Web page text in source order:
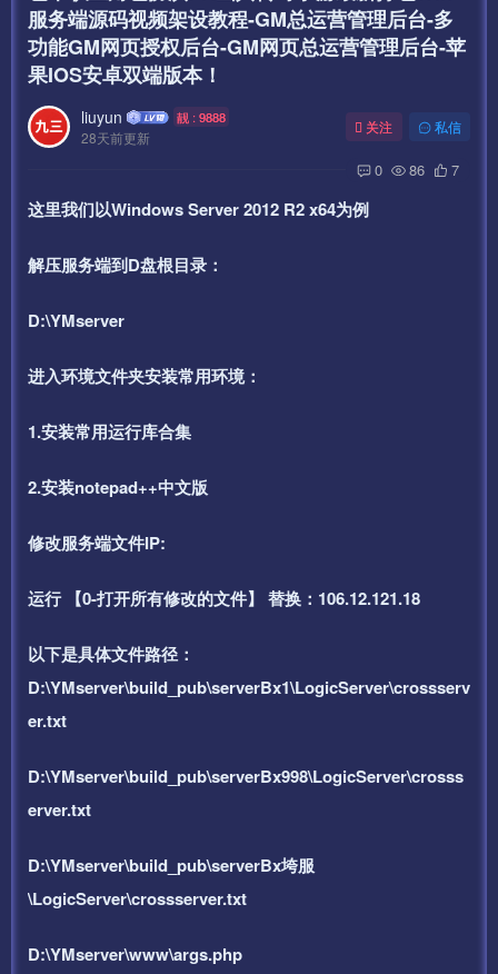
服务端源码视频架设教程-GM总运营管理后台-多
功能GM网页授权后台-GM网页总运营管理后台-苹
果IOS安卓双端版本！
liuyun 靓 : 9888
28天前更新
关注 私信
0 86 7
这里我们以Windows Server 2012 R2 x64为例
解压服务端到D盘根目录：
D:\YMserver
进入环境文件夹安装常用环境：
1.安装常用运行库合集
2.安装notepad++中文版
修改服务端文件IP:
运行 【0-打开所有修改的文件】 替换：106.12.121.18
以下是具体文件路径：
D:\YMserver\build_pub\serverBx1\LogicServer\crossserv
er.txt
D:\YMserver\build_pub\serverBx998\LogicServer\crosss
erver.txt
D:\YMserver\build_pub\serverBx垮服
\LogicServer\crossserver.txt
D:\YMserver\www\args.php